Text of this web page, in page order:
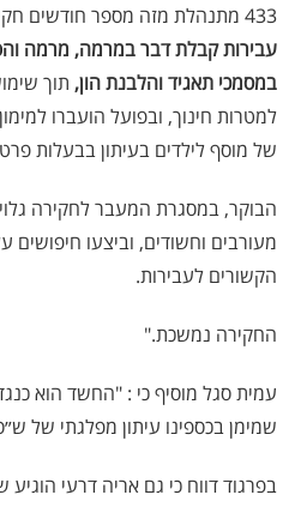
433 מתנהלת מזה מספר חודשים חקירה סמויה ב
עבירות קבלת דבר במרמה, מרמה
במסמכי תאגיד והלבנת הון, תוך
למטרות חינוך, ובפועל הועברו
של מוסף לילדים בעיתון בבעלות
מעורבים וחשודים, וביצעו
הקשורים לעבירות.
החקירה נמשכת."
עמית סגל מוסיף כי : "החשד הוא
שמימן בכספינו עיתון מפלגתי של
בפרגוד דווח כי גם אריה דרעי הוגיע